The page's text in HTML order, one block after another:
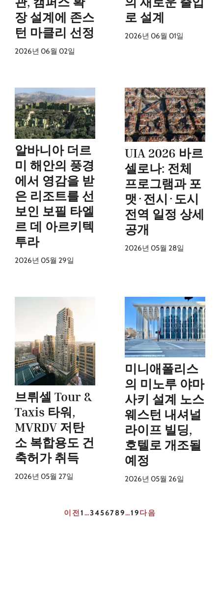
장 설계에 존스
턴 마클리 선정
2026년 06월 02일
로 설계
2026년 06월 01일
알바니아 더르
미 해안의 풍경
에서 영감을 받
은 리조트를 선
보인 보필 타엘
르 데 아르키텍
투라
2026년 05월 29일
UIA 2026 바르
셀로나: 전체
프로그램과 포
맷·전시·도시
전역 일정 상세
공개
2026년 05월 28일
브뤼셀 Tour &
Taxis 타워,
MVRDV 저탄
소 복합용도 건
축허가 취득
2026년 05월 27일
미니애폴리스
의 미노루 야마
사키 설계 노스
웨스턴 내셔널
라이프 빌딩,
호텔로 개조될
예정
2026년 05월 26일
이전1 …3456789…19다음